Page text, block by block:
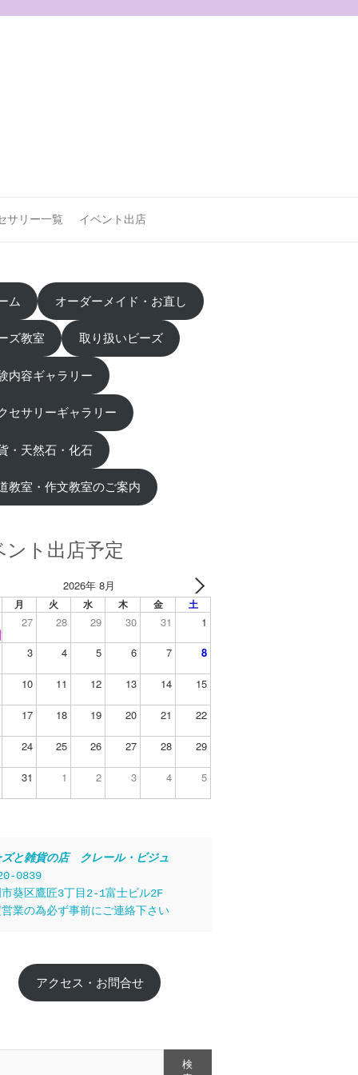
サリー一覧 イベント出店
ム オーダーメイド・お直し
ズ教室 取り扱いビーズ
内容ギャラリー
セサリーギャラリー
・天然石・化石
教室・作文教室のご案内
ント出店予定
2026年 8月
月 火 水 木 金 土
27 28 29 30 31
1
3
4 5 6 7 8
10 11 12 13 14 15
17 18 19 20 21 22
24 25 26 27 28 29
31 1 2 3 4 5
と雑貨の店　クレール・ビジュ
0839
葵区鷹匠3丁目2-1富士ビル2F
業の為必ず事前にご連絡下さい
アクセス・お問合せ
検